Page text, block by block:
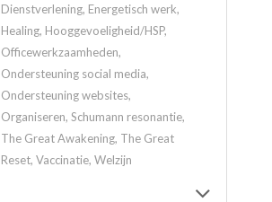
Dienstverlening, Energetisch werk,
Healing, Hooggevoeligheid/HSP,
Officewerkzaamheden,
Ondersteuning social media,
Ondersteuning websites,
Organiseren, Schumann resonantie,
The Great Awakening, The Great
Reset, Vaccinatie, Welzijn